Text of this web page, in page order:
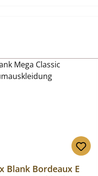
Blank Bordeaux E